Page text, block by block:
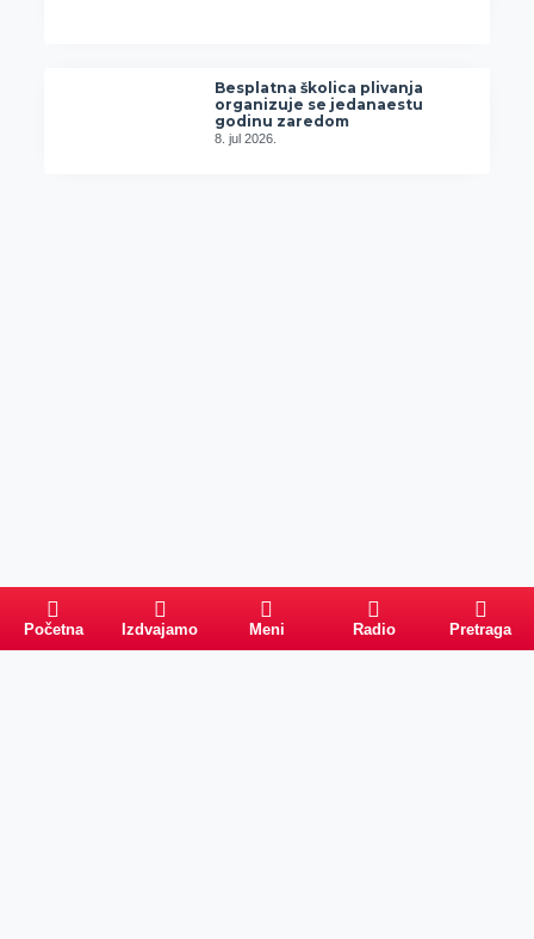
Besplatna školica plivanja
organizuje se jedanaestu
godinu zaredom
8. jul 2026.
Početna Izdvajamo Meni Radio Pretraga